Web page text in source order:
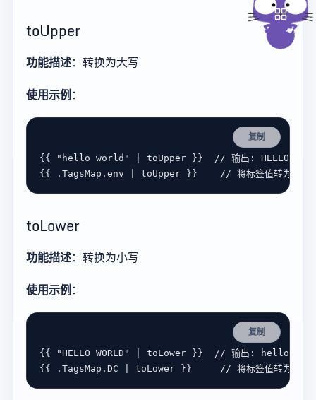
toUpper
功能描述：转换为大写
使用示例：
复制
{{ "hello world" toUpper }}
{{ . TagsMap . env toUpper }}
toLower
功能描述：转换为小写
使用示例：
复制
{{ "HELLO WORLD" toLower }}
{{ . TagsMap . DC toLower }}